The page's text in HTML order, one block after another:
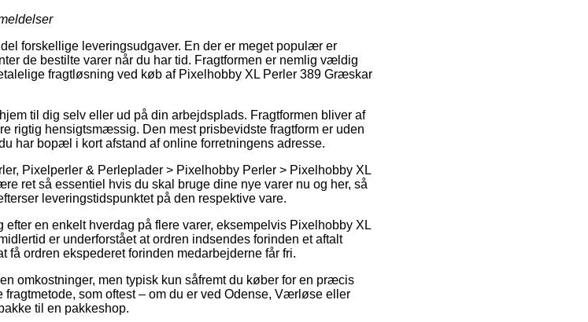
forskellige leveringsudgaver. En der er meget populær er
de bestilte varer når du har tid. Fragtformen er nemlig vældig
fragtløsning ved køb af Pixelhobby XL Perler 389 Græskar
til dig selv eller ud på din arbejdsplads. Fragtformen bliver af
rigtig hensigtsmæssig. Den mest prisbevidste fragtform er uden
har bopæl i kort afstand af online forretningens adresse.
Pixelperler & Perleplader > Pixelhobby Perler > Pixelhobby XL
ret så essentiel hvis du skal bruge dine nye varer nu og her, så
leveringstidspunktet på den respektive vare.
en enkelt hverdag på flere varer, eksempelvis Pixelhobby XL
er underforstået at ordren indsendes forinden et aftalt
få ordren ekspederet forinden medarbejderne får fri.
omkostninger, men typisk kun såfremt du køber for en præcis
som oftest – om du er ved Odense, Værløse eller
til en pakkeshop.